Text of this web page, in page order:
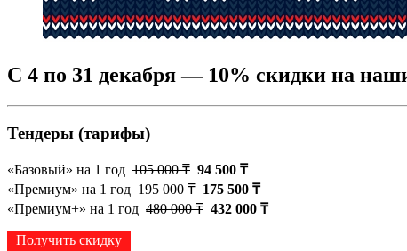
С 4 по 31 декабря — 10% скидки на
Тендеры (тарифы)
«Базовый» на 1 год 105 000 ₸ 94 500 ₸
«Премиум» на 1 год 195 000 ₸ 175 500 ₸
«Премиум+» на 1 год 480 000 ₸ 432 000 ₸
Получить скидку